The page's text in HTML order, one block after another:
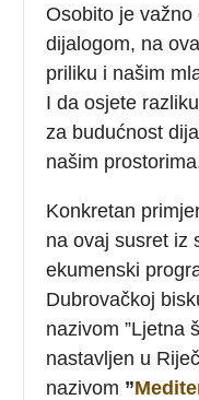
Osobito je
dijalogom, na
priliku i našim
I da osjete
za budućnost
našim
Konkretan
na ovaj susret iz
ekumenski
Dubrovačkoj
nazivom ”Ljetna
nastavljen u
nazivom ”